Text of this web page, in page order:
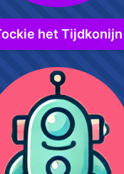
het Tijdkonijn